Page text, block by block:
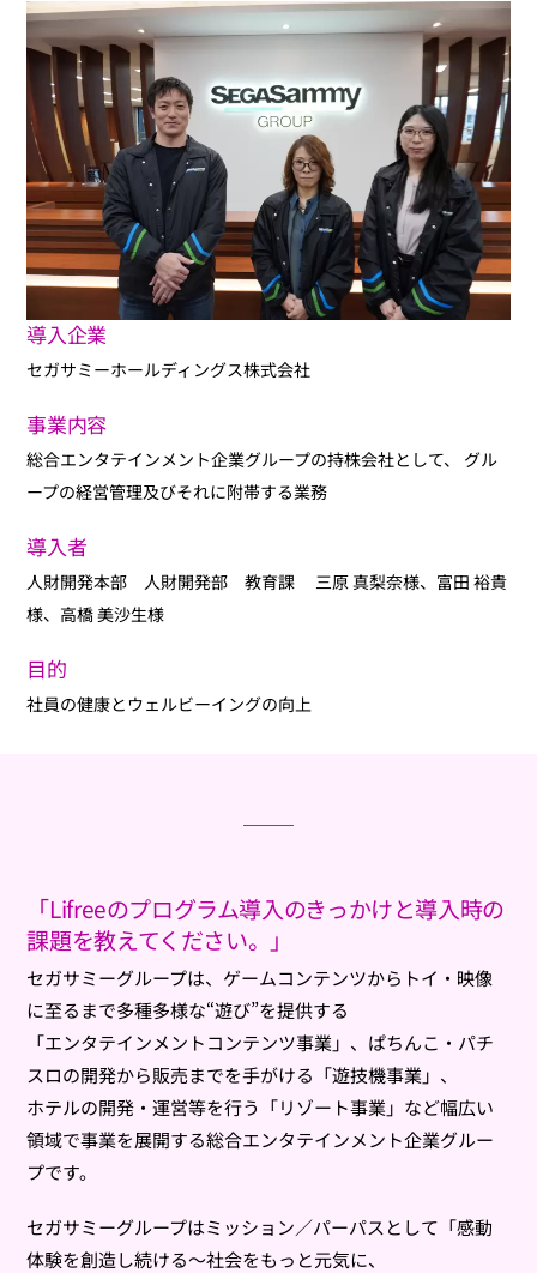
導入企業
セガサミーホールディングス株式会社
事業内容
総合エンタテインメント企業グループの持株会社として、 グル
ープの経営管理及びそれに附帯する業務
導入者
人財開発本部 人財開発部 教育課 三原 真梨奈様、富田 裕貴
様、高橋 美沙生様
目的
社員の健康とウェルビーイングの向上
「Lifreeのプログラム導入のきっかけと導入時の
課題を教えてください。」
セガサミーグループは、ゲームコンテンツからトイ・映像
に至るまで多種多様な“遊び”を提供する
「エンタテインメントコンテンツ事業」、ぱちんこ・パチ
スロの開発から販売までを手がける「遊技機事業」、
ホテルの開発・運営等を行う「リゾート事業」など幅広い
領域で事業を展開する総合エンタテインメント企業グルー
プです。
セガサミーグループはミッション／パーパスとして「感動
体験を創造し続ける～社会をもっと元気に、